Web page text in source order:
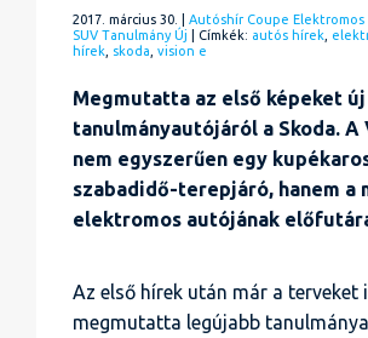
2017. március 30. | Autóshír Coupe Elektromos
SUV Tanulmány Új | Címkék: autós hírek
hírek
skoda vision e
Megmutatta az első képeket új
tanulmányautójáról a Skoda. A
nem egyszerűen egy
szabadidő-terepjáró, hanem a
elektromos autójának
Az első hírek után már a terveket
megmutatta legújabb